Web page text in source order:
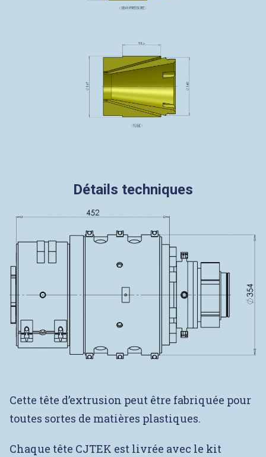
Détails techniques
Cette tête d’extrusion peut être fabriquée pour
toutes sortes de matières plastiques.
Chaque tête CJTEK est livrée avec le kit